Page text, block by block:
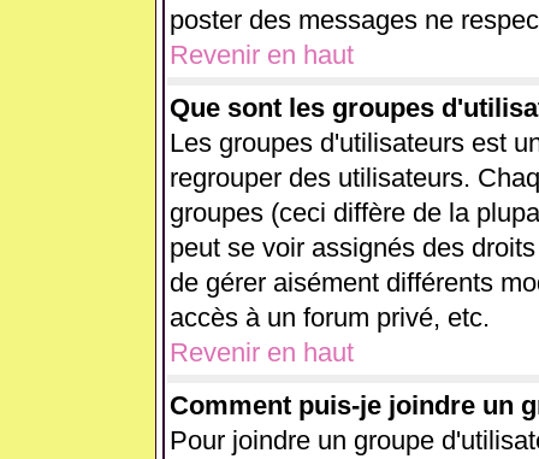
poster des messages ne
Revenir en haut
Que sont les groupes
Les groupes d'utilisateurs est
regrouper des utilisateurs.
groupes (ceci diffère de la
peut se voir assignés des
de gérer aisément différents
accès à un forum privé, etc.
Revenir en haut
Comment puis-je joindre un
Pour joindre un groupe